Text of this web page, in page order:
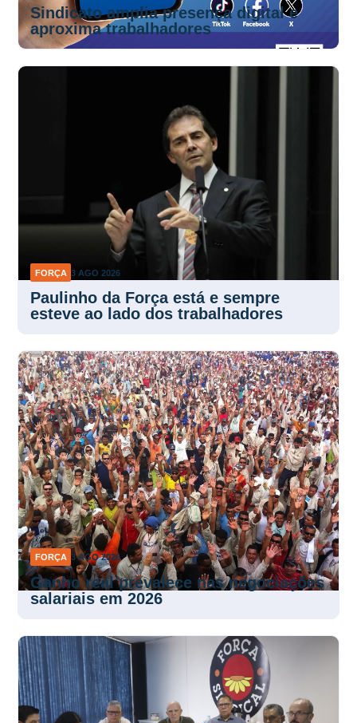
Sindicato amplia presença digital e
aproxima trabalhadores
FORÇA 3 AGO 2026
Paulinho da Força está e sempre
esteve ao lado dos trabalhadores
FORÇA 3 AGO 2026
Ganho real prevalece nas negociações
salariais em 2026